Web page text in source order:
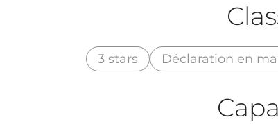
3 stars Déclaration en